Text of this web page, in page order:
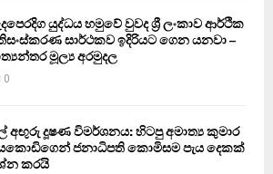
යුද්ධය හමුවේ වුවද ශ්‍රී ලංකාව ආර්ථික
සාර්ථකව ඉදිරියට ගෙන යනවා –
මූල්‍ය අරමුදල
0
අඟුරු දූෂණ විමර්ශනය: හිටපු අමාත්‍ය කුමාර
ජනාධිපති කොමිසම පැය දෙකක්
කරයි